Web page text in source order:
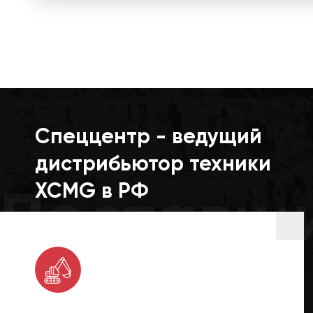
Спеццентр - ведущий
дистрибьютор техники
XCMG в РФ